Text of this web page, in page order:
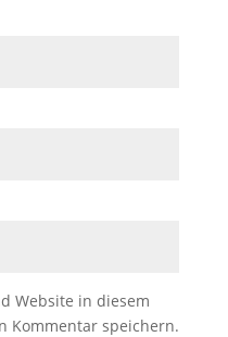
Website in diesem
Kommentar speichern.